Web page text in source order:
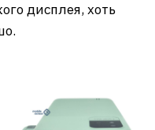
дисплея, хоть